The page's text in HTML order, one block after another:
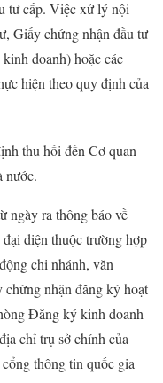
tư cấp. Việc xử lý nội
Giấy chứng nhận đầu tư
doanh) hoặc các
hiện theo quy định của
thu hồi đến Cơ quan
nước.
ngày ra thông báo về
diện thuộc trường hợp
chi nhánh, văn
nhận đăng ký hoạt
Đăng ký kinh doanh
chỉ trụ sở chính của
thông tin quốc gia